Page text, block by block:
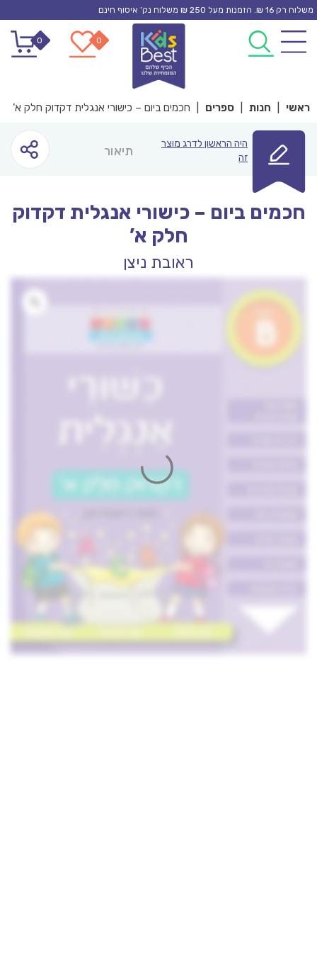
Skip
content
משלוח רק 16 ₪. הזמנות מעל 250 ₪ משלוח נק’ איסוף חינם
0
0
ראשי חנות ספרים חכמים ביום – כישורי אנגלית דקדוק חלק א’
היה הראשון לדרג מוצר
זה
תיאור
חכמים ביום – כישורי אנגלית דקדוק
חלק א’
ראובת ניצן